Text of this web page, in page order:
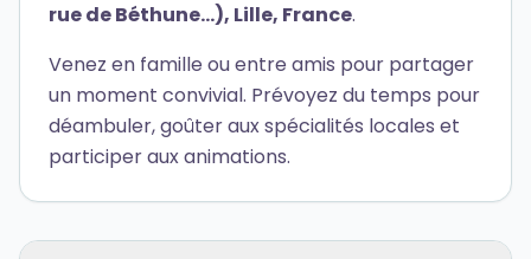
rue de Béthune…), Lille, France.
Venez en famille ou entre amis pour partager
un moment convivial. Prévoyez du temps pour
déambuler, goûter aux spécialités locales et
participer aux animations.